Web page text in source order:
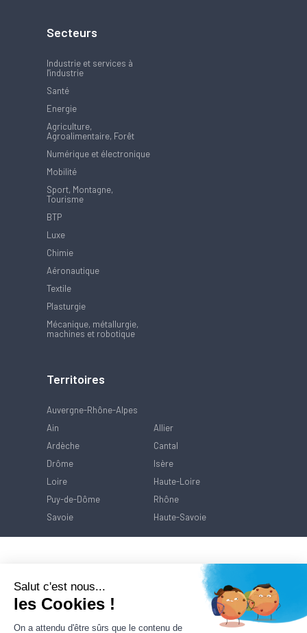
Secteurs
Industrie et services à
l'industrie
Santé
Energie
Agriculture,
Agroalimentaire, Forêt
Numérique et électronique
Mobilité
Sport, Montagne,
Tourisme
BTP
Luxe
Chimie
Aéronautique
Textile
Plasturgie
Mécanique, métallurgie,
machines et robotique
Territoires
Auvergne-Rhône-Alpes
Ain
Allier
Ardèche
Cantal
Drôme
Isère
Loire
Haute-Loire
Puy-de-Dôme
Rhône
Savoie
Haute-Savoie
Salut c'est nous...
les Cookies !
On a attendu d'être sûrs que le contenu de